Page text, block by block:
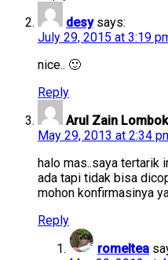
desy says:
July 29, 2015 at 3:19
nice.. 🙂
Reply
Arul Zain Lombok
May 29, 2013 at 2:34
halo mas..saya tertarik
ada tapi tidak bisa
mohon konfirmasinya
Reply
romeltea